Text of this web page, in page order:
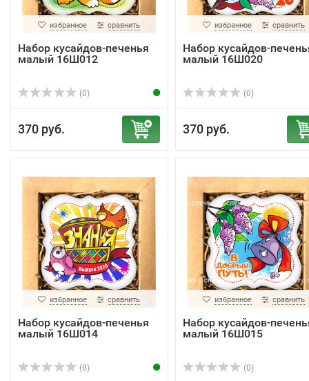
избранное сравнить
Набор кусайдов-печенья
малый 16Ш012
(0)
370 руб.
избранное сравнить
Набор кусайдов-
малый 16Ш020
(0)
370 руб.
избранное сравнить
Набор кусайдов-печенья
малый 16Ш014
(0)
избранное сравнить
Набор кусайдов-
малый 16Ш015
(0)